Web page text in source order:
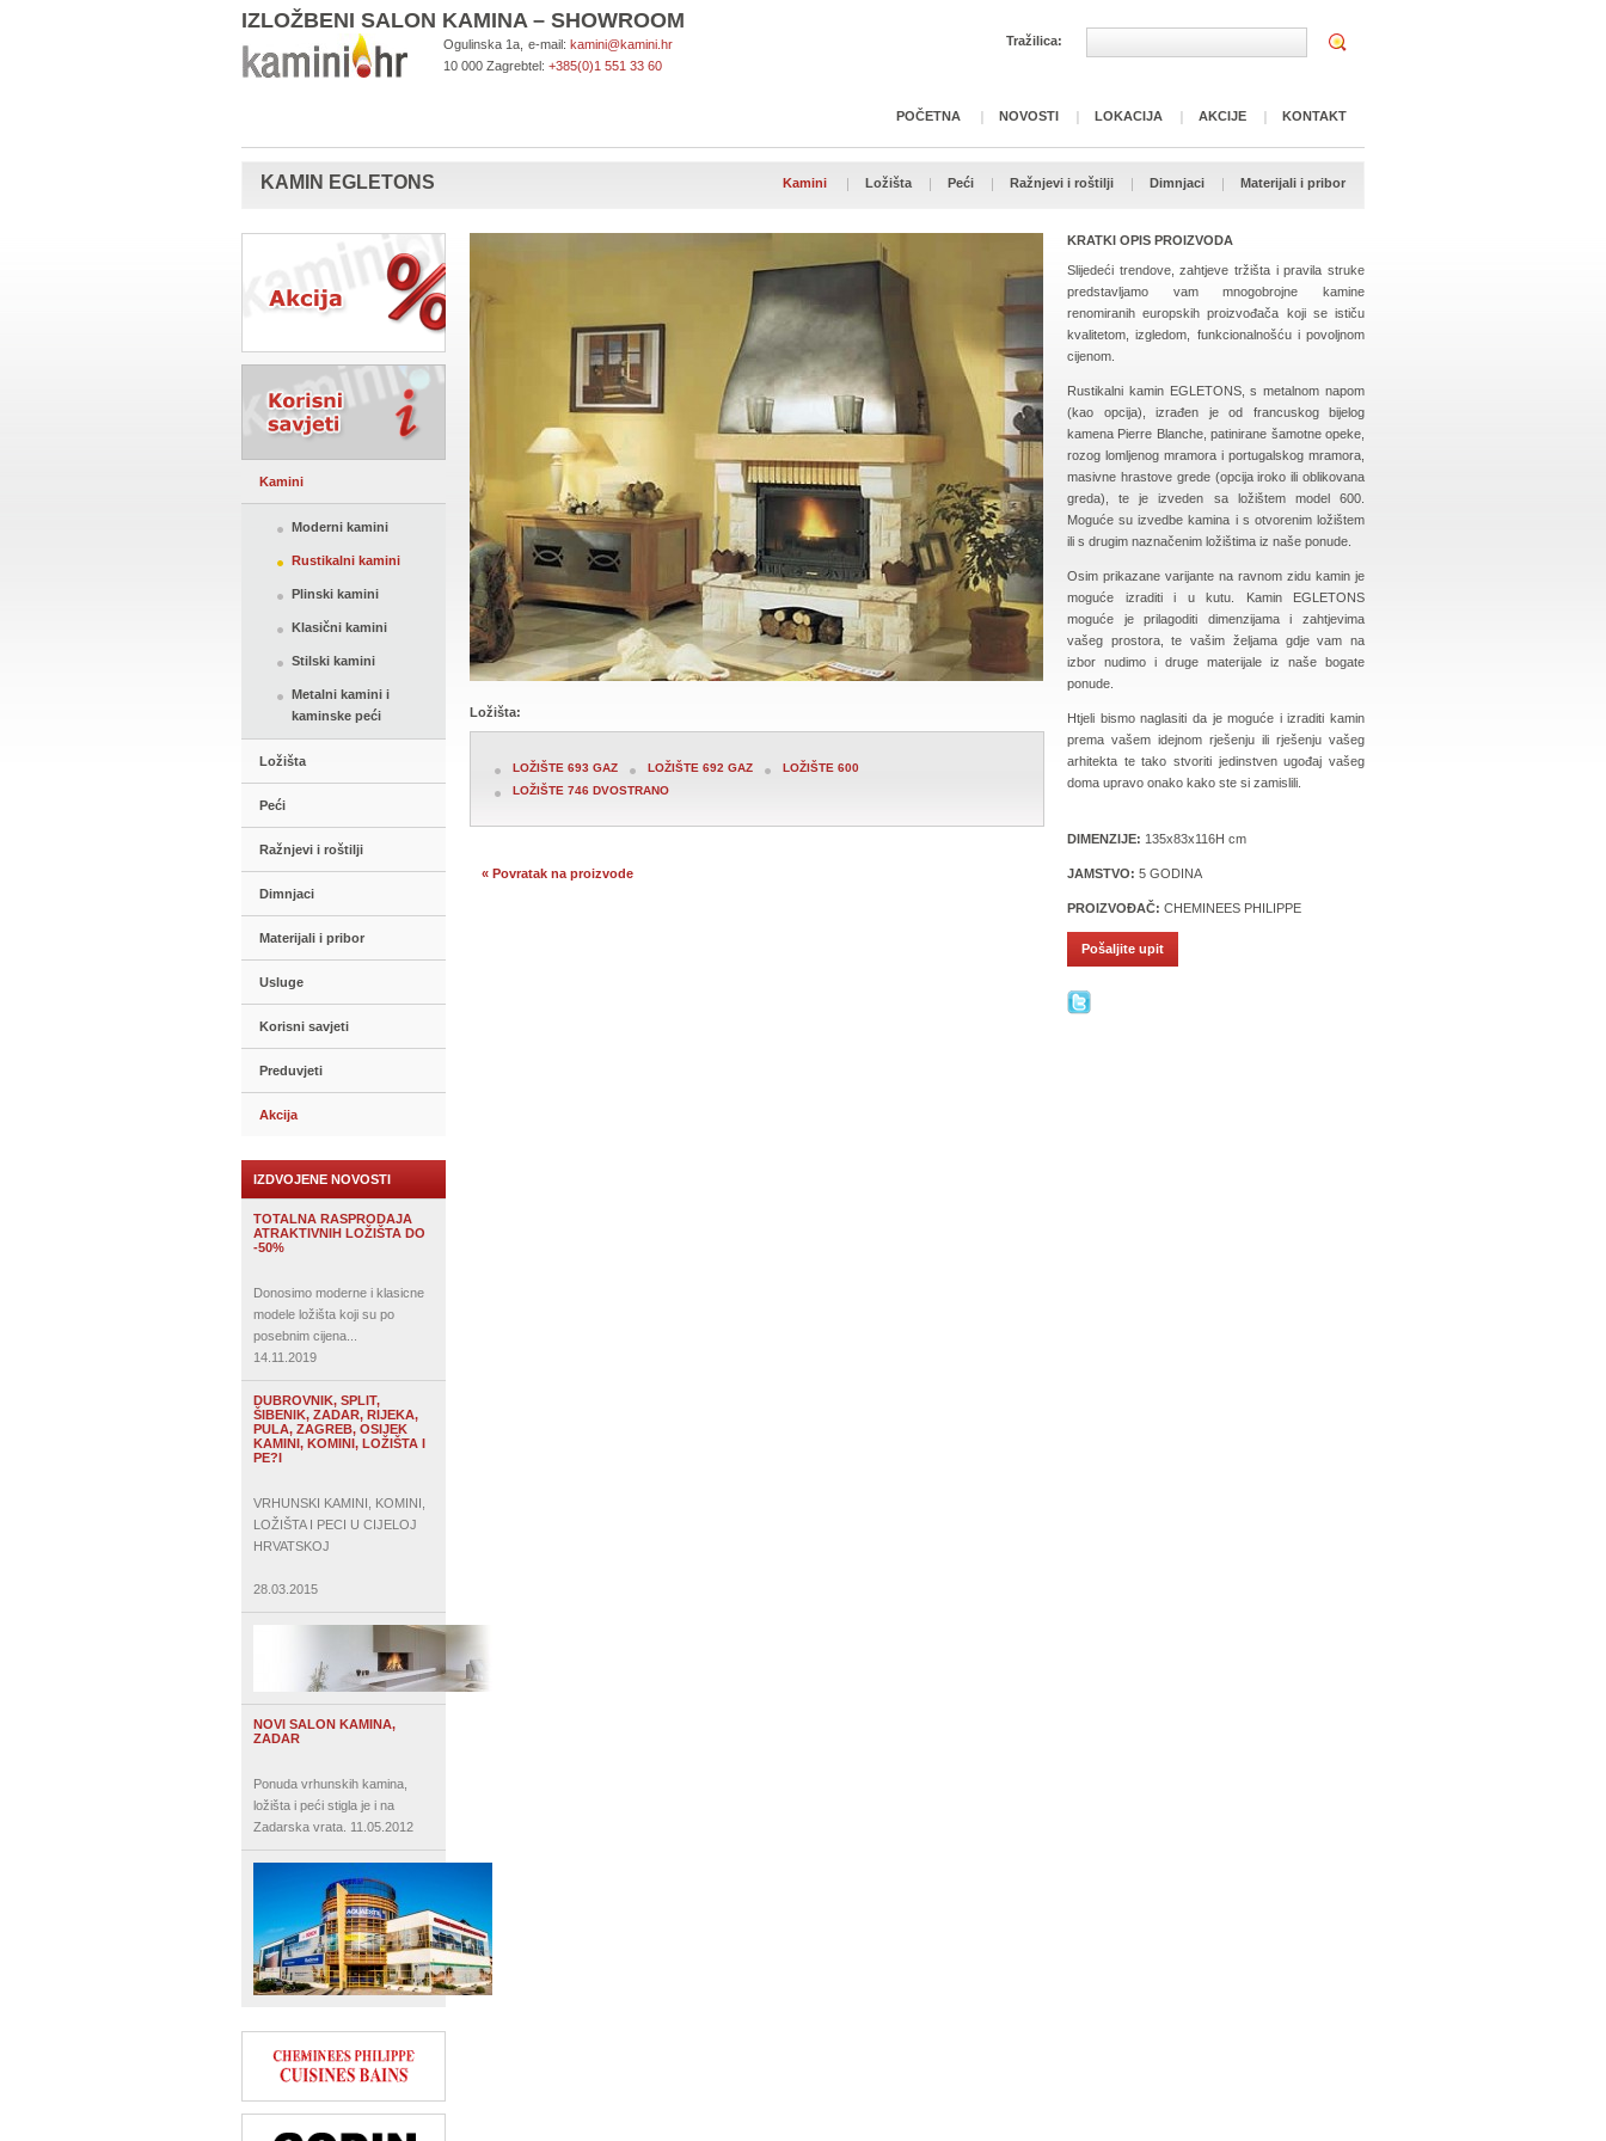
IZLOŽBENI SALON KAMINA – SHOWROOM
Ogulinska 1a,
10 000 Zagreb
e-mail: kamini@kamini.hr
tel: +385(0)1 551 33 60
Tražilica:
POČETNA NOVOSTI LOKACIJA AKCIJE KONTAKT
KAMIN EGLETONS Kamini Ložišta Peći Ražnjevi i roštilji Dimnjaci Materijali i pribor
Kamini
Moderni kamini
Rustikalni kamini
Plinski kamini
Klasični kamini
Stilski kamini
Metalni kamini i
kaminske peći
Ložišta
Peći
Ražnjevi i roštilji
Dimnjaci
Materijali i pribor
Usluge
Korisni savjeti
Preduvjeti
Akcija
IZDVOJENE NOVOSTI
TOTALNA RASPRODAJA
ATRAKTIVNIH LOŽIŠTA DO
-50%
Donosimo moderne i klasicne
modele ložišta koji su po
posebnim cijena...
14.11.2019
DUBROVNIK, SPLIT,
ŠIBENIK, ZADAR, RIJEKA,
PULA, ZAGREB, OSIJEK
KAMINI, KOMINI, LOŽIŠTA I
PE?I
VRHUNSKI KAMINI, KOMINI,
LOŽIŠTA I PECI U CIJELOJ
HRVATSKOJ
28.03.2015
NOVI SALON KAMINA,
ZADAR
Ponuda vrhunskih kamina,
ložišta i peći stigla je i na
Zadarska vrata. 11.05.2012
KRATKI OPIS PROIZVODA
Slijedeći trendove, zahtjeve tržišta i pravila struke
predstavljamo vam mnogobrojne kamine
renomiranih europskih proizvođača koji se ističu
kvalitetom, izgledom, funkcionalnošću i povoljnom
cijenom.
Rustikalni kamin EGLETONS, s metalnom napom
(kao opcija), izrađen je od francuskog bijelog
kamena Pierre Blanche, patinirane šamotne opeke,
rozog lomljenog mramora i portugalskog mramora,
masivne hrastove grede (opcija iroko ili oblikovana
greda), te je izveden sa ložištem model 600.
Moguće su izvedbe kamina i s otvorenim ložištem
ili s drugim naznačenim ložištima iz naše ponude.
Osim prikazane varijante na ravnom zidu kamin je
moguće izraditi i u kutu. Kamin EGLETONS
moguće je prilagoditi dimenzijama i zahtjevima
vašeg prostora, te vašim željama gdje vam na
izbor nudimo i druge materijale iz naše bogate
ponude.
Htjeli bismo naglasiti da je moguće i izraditi kamin
prema vašem idejnom rješenju ili rješenju vašeg
arhitekta te tako stvoriti jedinstven ugođaj vašeg
doma upravo onako kako ste si zamislili.
DIMENZIJE: 135x83x116H cm
JAMSTVO: 5 GODINA
PROIZVOĐAČ: CHEMINEES PHILIPPE
Pošaljite upit
Ložišta:
LOŽIŠTE 693 GAZ LOŽIŠTE 692 GAZ
LOŽIŠTE 600
LOŽIŠTE 746 DVOSTRANO
« Povratak na proizvode